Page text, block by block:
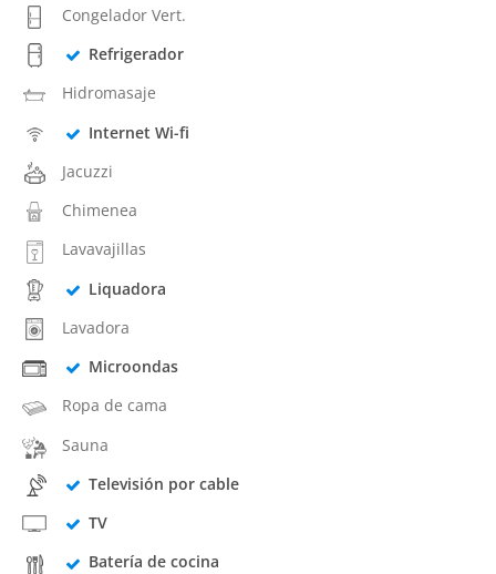
Congelador Vert.
Refrigerador
Hidromasaje
Internet Wi-fi
Jacuzzi
Chimenea
Lavavajillas
Liquadora
Lavadora
Microondas
Ropa de cama
Sauna
Televisión por cable
TV
Batería de cocina